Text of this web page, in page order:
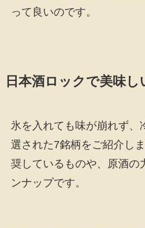
って良いのです。
日本酒ロックで美味
氷を入れても味が崩れず、
選された7銘柄をご紹介し
奨しているものや、原酒の
ンナップです。